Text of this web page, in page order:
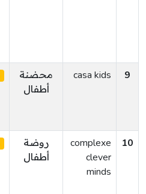
9
casa kids
محضنة
أطفال
10
complexe
clever
minds
روضة
أطفال